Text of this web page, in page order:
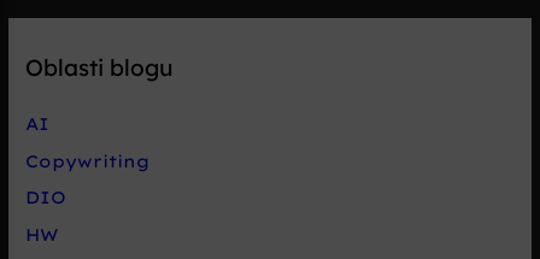
Oblasti blogu
AI
Copywriting
DIO
HW